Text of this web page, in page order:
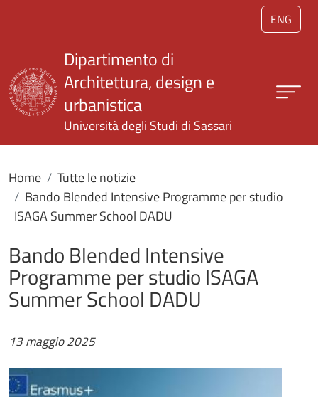
Salta al contenuto principale
ENG
Dipartimento di
Architettura, design e
urbanistica
Università degli Studi di Sassari
Home
Tutte le notizie
Bando Blended Intensive Programme per studio
ISAGA Summer School DADU
Bando Blended Intensive
Programme per studio ISAGA
Summer School DADU
13 maggio 2025